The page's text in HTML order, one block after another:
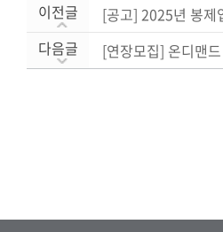
이전글
다음글